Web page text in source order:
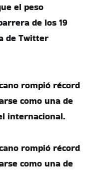
el peso
de los 19
de Twitter
rompió récord
como una de
internacional.
rompió récord
como una de